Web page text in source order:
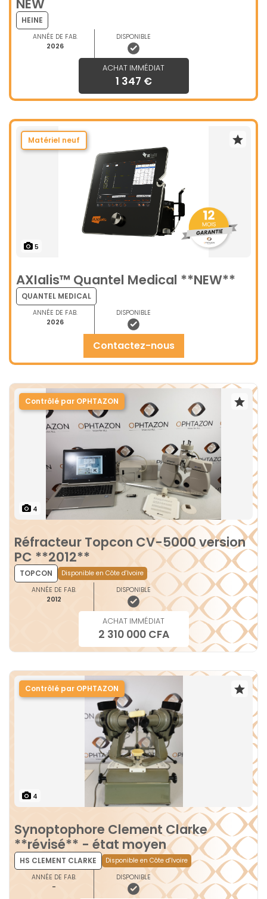
NEW
HEINE
ANNÉE DE FAB.
2026
DISPONIBLE
ACHAT IMMÉDIAT
1 347 €
Matériel neuf
5
AXIalis™ Quantel Medical **NEW**
QUANTEL MEDICAL
ANNÉE DE FAB.
2026
DISPONIBLE
contactez-nous
Contrôlé par OPHTAZON
4
Réfracteur Topcon CV-5000 version
PC **2012**
TOPCON
Disponible en Côte d'Ivoire
ANNÉE DE FAB.
2012
DISPONIBLE
ACHAT IMMÉDIAT
2 310 000 CFA
Contrôlé par OPHTAZON
4
Synoptophore Clement Clarke
**révisé** - état moyen
HS CLEMENT CLARKE
Disponible en Côte d'Ivoire
ANNÉE DE FAB.
-
DISPONIBLE